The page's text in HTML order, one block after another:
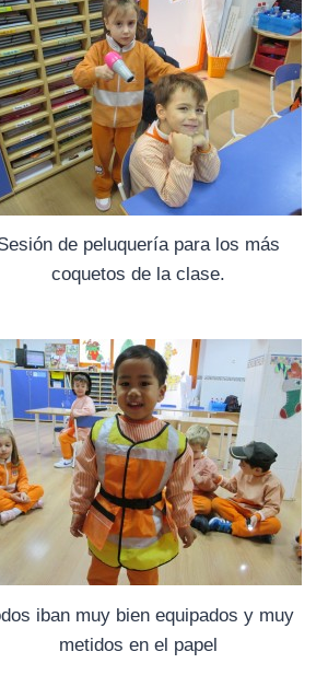
de peluquería para los más
coquetos de la clase.
iban muy bien equipados y muy
metidos en el papel